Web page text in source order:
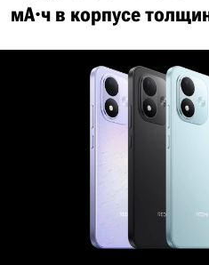
мА·ч в корпусе